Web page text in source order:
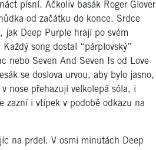
písní. Ačkoliv basák Roger Glover
od začátku do konce. Srdce
jak Deep Purple hrají po svém
song dostal “párplovský”
nebo Seven And Seven Is od Love
se doslova urvou, aby bylo jasno,
nose přehazují velkolepá sóla, i
zazní i vtípek v podobě odkazu na
na prdel. V osmi minutách Deep